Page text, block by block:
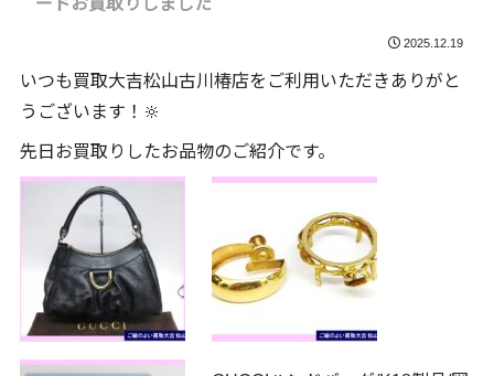
2025.12.19
いつも買取大吉松山古川椿店をご利用いただきありがと
うございます！🔆
先日お買取りしたお品物のご紹介です。